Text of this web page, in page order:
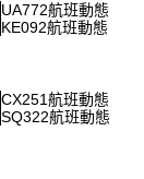
UA772航班動態
KE092航班動態
CX251航班動態
SQ322航班動態